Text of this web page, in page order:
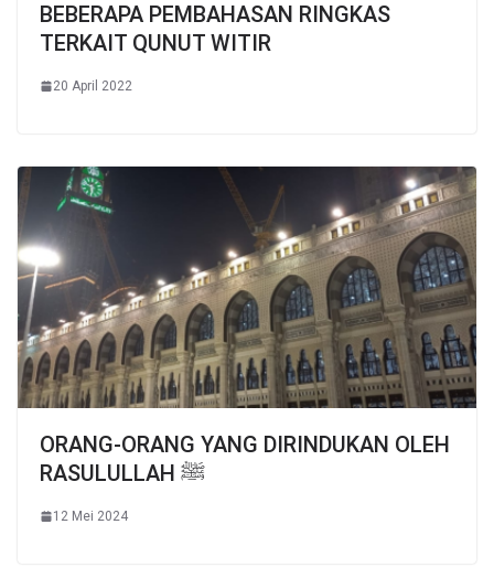
BEBERAPA PEMBAHASAN RINGKAS
TERKAIT QUNUT WITIR
20 April 2022
ORANG-ORANG YANG DIRINDUKAN OLEH
12 Mei 2024